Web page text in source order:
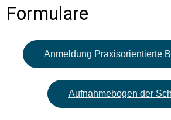
For­mu­la­re
Anmel­dung Pra­xis­ori­en­tier­te
Auf­nah­me­bo­gen der